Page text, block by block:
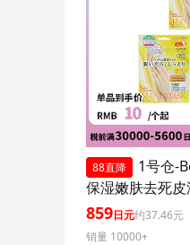
88直降
1号仓-
保湿嫩肤去死
膜 3个装 LUCKY
肤去角质双手部
859日元约37.46元
销量 10000+